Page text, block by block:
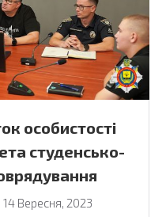
особистості
студенсько-
14 Вересня, 2023